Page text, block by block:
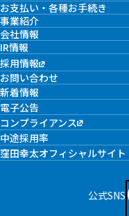
お支払い・各種お手続き
事業紹介
会社情報
IR情報
採用情報
お問い合わせ
新着情報
電子公告
コンプライアンス
中途採用率
窪田幸太オフィシャルサイト
公式SNS